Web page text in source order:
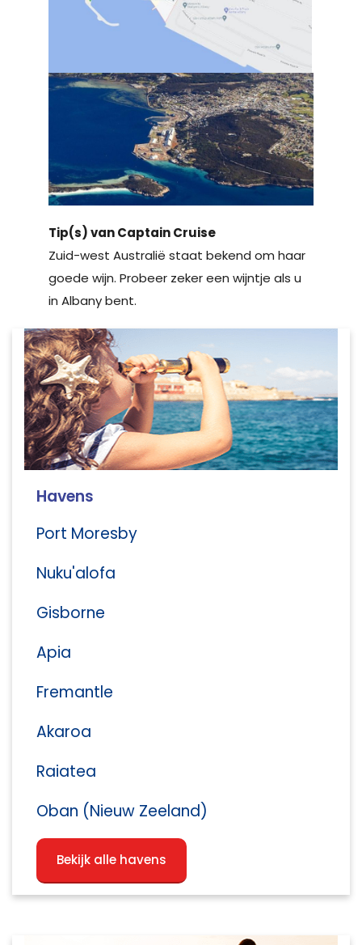
Tip(s) van Captain Cruise
Zuid-west Australië staat bekend om haar
goede wijn. Probeer zeker een wijntje als u
in Albany bent.
Havens
Port Moresby
Nuku'alofa
Gisborne
Apia
Fremantle
Akaroa
Raiatea
Oban (Nieuw Zeeland)
Bekijk alle havens